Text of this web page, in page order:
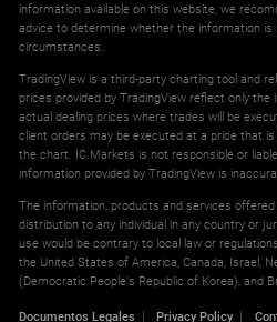
information available on this website, we
advice to determine whether the information is
circumstances.
TradingView is a third-party charting tool and
prices provided by TradingView reflect only
actual dealing prices where trades will be
client orders may be executed at a price that
the chart. IC Markets is not responsible or
information provided by TradingView is
The information, products and services
distribution to any individual in any country or
use would be contrary to local law or
the United States of America, Canada, Israel,
(Democratic People's Republic of Korea), and
Documentos Legales Privacy Policy